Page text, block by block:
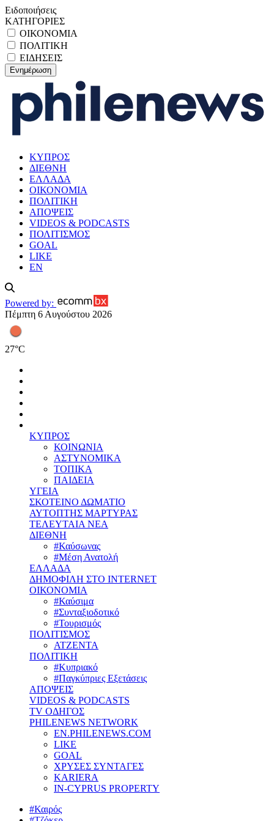
Ειδοποιήσεις
ΚΑΤΗΓΟΡΙΕΣ
ΟΙΚΟΝΟΜΙΑ
ΠΟΛΙΤΙΚΗ
ΕΙΔΗΣΕΙΣ
ΚΥΠΡΟΣ
ΔΙΕΘΝΗ
ΕΛΛΑΔΑ
ΟΙΚΟΝΟΜΙΑ
ΠΟΛΙΤΙΚΗ
ΑΠΟΨΕΙΣ
VIDEOS & PODCASTS
ΠΟΛΙΤΙΣΜΟΣ
GOAL
LIKE
EN
Powered by:
Πέμπτη 6 Αυγούστου 2026
27°C
ΚΥΠΡΟΣ
ΚΟΙΝΩΝΙΑ
ΑΣΤΥΝΟΜΙΚΑ
ΤΟΠΙΚΑ
ΠΑΙΔΕΙΑ
ΥΓΕΙΑ
ΣΚΟΤΕΙΝΟ ΔΩΜΑΤΙΟ
ΑΥΤΟΠΤΗΣ ΜΑΡΤΥΡΑΣ
ΤΕΛΕΥΤΑΙΑ ΝΕΑ
ΔΙΕΘΝΗ
#Καύσωνας
#Μέση Ανατολή
ΕΛΛΑΔΑ
ΔΗΜΟΦΙΛΗ ΣΤΟ INTERNET
ΟΙΚΟΝΟΜΙΑ
#Καύσιμα
#Συνταξιοδοτικό
#Τουρισμός
ΠΟΛΙΤΙΣΜΟΣ
ΑΤΖΕΝΤΑ
ΠΟΛΙΤΙΚΗ
#Κυπριακό
#Παγκύπριες Εξετάσεις
ΑΠΟΨΕΙΣ
VIDEOS & PODCASTS
TV ΟΔΗΓΟΣ
PHILENEWS NETWORK
EN.PHILENEWS.COM
LIKE
GOAL
ΧΡΥΣΕΣ ΣΥΝΤΑΓΕΣ
KARIERA
IN-CYPRUS PROPERTY
#Καιρός